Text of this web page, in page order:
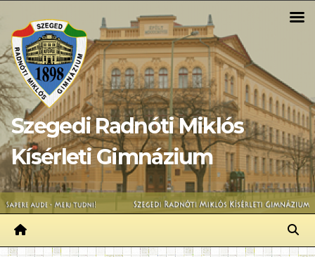
content
Szegedi Radnóti Miklós
Kísérleti Gimnázium